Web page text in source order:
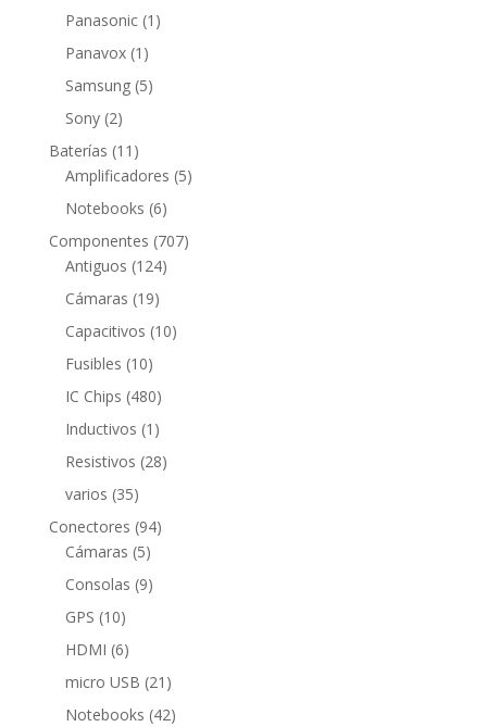
productos
Panasonic 1 1
Panavox 1 1
producto
Samsung 55
Sony 22
productos
Baterías 11 11
productos
Amplificadores 55
Notebooks 66
productos
Componentes 707707
Antiguos 124124
Cámaras 1919
productos
Capacitivos 1010
Fusibles 1010
productos
IC Chips 480480
productos
Inductivos 1 1
producto
Resistivos 2828
varios 3535
productos
Conectores 9494
Cámaras 55
productos
Consolas 99
GPS 1010
productos
HDMI 66
productos
micro USB 21 21
productos
Notebooks 4242